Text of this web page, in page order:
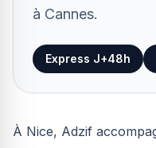
à Cannes.
Express J+48h
À Nice, Adzif